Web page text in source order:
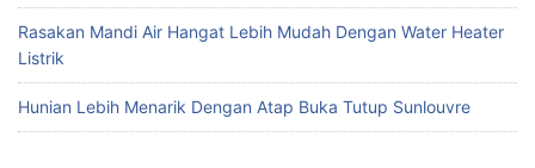
Rasakan Mandi Air Hangat Lebih Mudah Dengan Water Heater
Listrik
Hunian Lebih Menarik Dengan Atap Buka Tutup Sunlouvre